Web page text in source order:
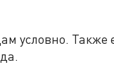
условно. Также